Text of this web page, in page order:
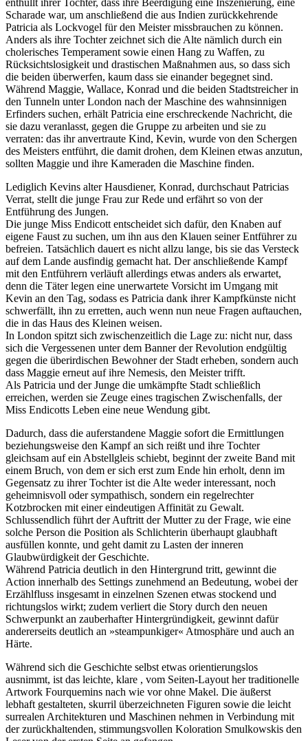
enthüllt ihrer Tochter, dass ihre Beerdigung eine Inszenierung, eine
Scharade war, um anschließend die aus Indien zurückkehrende
Patricia als Lockvogel für den Meister missbrauchen zu können.
Anders als ihre Tochter zeichnet sich die Alte nämlich durch ein
cholerisches Temperament sowie einen Hang zu Waffen, zu
Rücksichtslosigkeit und drastischen Maßnahmen aus, so dass sich
die beiden überwerfen, kaum dass sie einander begegnet sind.
Während Maggie, Wallace, Konrad und die beiden Stadtstreicher in
den Tunneln unter London nach der Maschine des wahnsinnigen
Erfinders suchen, erhält Patricia eine erschreckende Nachricht, die
sie dazu veranlasst, gegen die Gruppe zu arbeiten und sie zu
verraten: das ihr anvertraute Kind, Kevin, wurde von den Schergen
des Meisters entführt, die damit drohen, dem Kleinen etwas anzutun,
sollten Maggie und ihre Kameraden die Maschine finden.
Lediglich Kevins alter Hausdiener, Konrad, durchschaut Patricias
Verrat, stellt die junge Frau zur Rede und erfährt so von der
Entführung des Jungen.
Die junge Miss Endicott entscheidet sich dafür, den Knaben auf
eigene Faust zu suchen, um ihn aus den Klauen seiner Entführer zu
befreien. Tatsächlich dauert es nicht allzu lange, bis sie das Versteck
auf dem Lande ausfindig gemacht hat. Der anschließende Kampf
mit den Entführern verläuft allerdings etwas anders als erwartet,
denn die Täter legen eine unerwartete Vorsicht im Umgang mit
Kevin an den Tag, sodass es Patricia dank ihrer Kampfkünste nicht
schwerfällt, ihn zu erretten, auch wenn nun neue Fragen auftauchen,
die in das Haus des Kleinen weisen.
In London spitzt sich zwischenzeitlich die Lage zu: nicht nur, dass
sich die Vergessenen unter dem Banner der Revolution endgültig
gegen die überirdischen Bewohner der Stadt erheben, sondern auch
dass Maggie erneut auf ihre Nemesis, den Meister trifft.
Als Patricia und der Junge die umkämpfte Stadt schließlich
erreichen, werden sie Zeuge eines tragischen Zwischenfalls, der
Miss Endicotts Leben eine neue Wendung gibt.
Dadurch, dass die auferstandene Maggie sofort die Ermittlungen
beziehungsweise den Kampf an sich reißt und ihre Tochter
gleichsam auf ein Abstellgleis schiebt, beginnt der zweite Band mit
einem Bruch, von dem er sich erst zum Ende hin erholt, denn im
Gegensatz zu ihrer Tochter ist die Alte weder interessant, noch
geheimnisvoll oder sympathisch, sondern ein regelrechter
Kotzbrocken mit einer eindeutigen Affinität zu Gewalt.
Schlussendlich führt der Auftritt der Mutter zu der Frage, wie eine
solche Person die Position als Schlichterin überhaupt glaubhaft
ausfüllen konnte, und geht damit zu Lasten der inneren
Glaubwürdigkeit der Geschichte.
Während Patricia deutlich in den Hintergrund tritt, gewinnt die
Action innerhalb des Settings zunehmend an Bedeutung, wobei der
Erzählfluss insgesamt in einzelnen Szenen etwas stockend und
richtungslos wirkt; zudem verliert die Story durch den neuen
Schwerpunkt an zauberhafter Hintergründigkeit, gewinnt dafür
andererseits deutlich an »steampunkiger« Atmosphäre und auch an
Härte.
Während sich die Geschichte selbst etwas orientierungslos
ausnimmt, ist das leichte, klare , vom Seiten-Layout her traditionelle
Artwork Fourquemins nach wie vor ohne Makel. Die äußerst
lebhaft gestalteten, skurril überzeichneten Figuren sowie die leicht
surrealen Architekturen und Maschinen nehmen in Verbindung mit
der zurückhaltenden, stimmungsvollen Koloration Smulkowskis den